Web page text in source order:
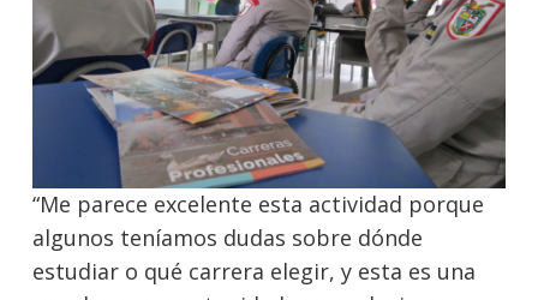
“Me parece excelente esta actividad porque
algunos teníamos dudas sobre dónde
estudiar o qué carrera elegir, y esta es una